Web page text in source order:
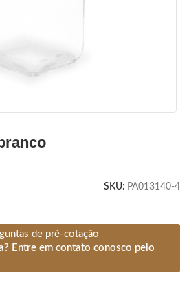
SKU: PA013140-4
de pré-cotação
Entre em contato conosco pelo